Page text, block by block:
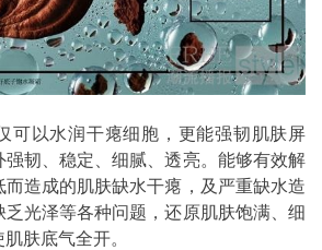
以水润干瘪细胞，更能强韧肌肤屏
强韧、稳定、细腻、透亮。能够有效解
而造成的肌肤缺水干瘪，及严重缺水造
乏光泽等各种问题，还原肌肤饱满、细
肤底气全开。